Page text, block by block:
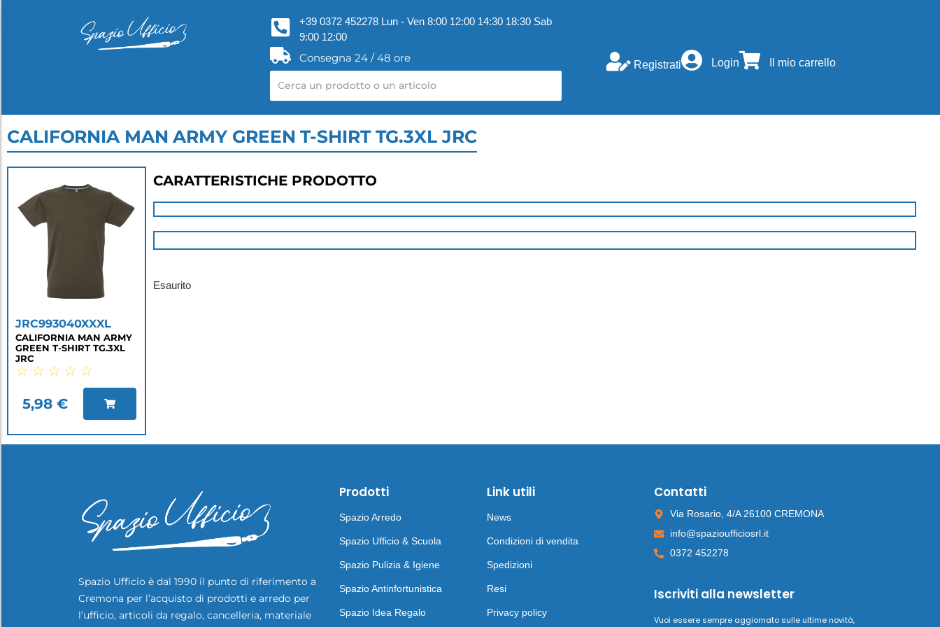
+39 0372 452278 Lun - Ven 8:00 12:00 14:30 18:30 Sab
9:00 12:00
Consegna 24 / 48 ore
Registrati Login Il mio carrello
CALIFORNIA MAN ARMY GREEN T-SHIRT TG.3XL JRC
JRC993040XXXL
CALIFORNIA MAN ARMY
GREEN T-SHIRT TG.3XL
JRC
☆ ☆ ☆ ☆ ☆
5,98 €
CARATTERISTICHE PRODOTTO
Esaurito
Spazio Ufficio è dal 1990 il punto di riferimento a
Cremona per l’acquisto di prodotti e arredo per
l’ufficio, articoli da regalo, cancelleria, materiale
Prodotti
Spazio Arredo
Spazio Ufficio & Scuola
Spazio Pulizia & Igiene
Spazio Antinfortunistica
Spazio Idea Regalo
Link utili
News
Condizioni di vendita
Spedizioni
Resi
Privacy policy
Contatti
Via Rosario, 4/A 26100 CREMONA
info@spazioufficiosrl.it
0372 452278
Iscriviti alla newsletter
Vuoi essere sempre aggiornato sulle ultime novità,